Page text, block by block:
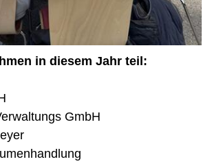
in diesem Jahr teil:
GmbH